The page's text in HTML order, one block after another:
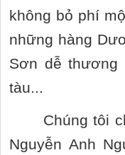
không bỏ phí
những hàng
Sơn dễ thương
tàu...
Chúng tôi
Nguyễn Anh